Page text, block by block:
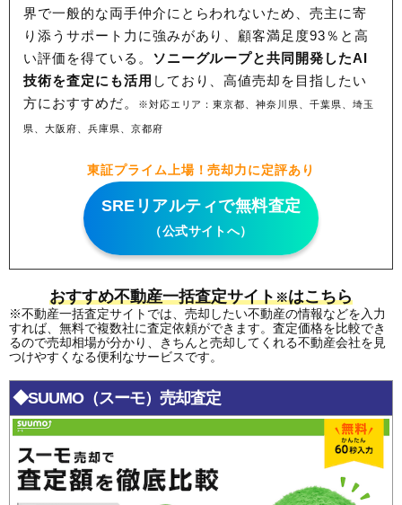
界で一般的な両手仲介にとらわれないため、売主に寄
り添うサポート力に強みがあり、顧客満足度93％と高
い評価を得ている。 ソニーグループと共同開発したAI
技術を査定にも活用 しており、高値売却を目指したい
方におすすめだ。
※対応エリア：東京都、神奈川県、千葉県、埼玉
県、大阪府、兵庫県、京都府
東証プライム上場！売却力に定評あり
SREリアルティで無料査定
（公式サイトへ）
おすすめ不動産一括査定サイト※はこちら
※不動産一括査定サイトでは、売却したい不動産の情報などを入力
すれば、無料で複数社に査定依頼ができます。査定価格を比較でき
るので売却相場が分かり、きちんと売却してくれる不動産会社を見
つけやすくなる便利なサービスです。
◆SUUMO（スーモ）売却査定